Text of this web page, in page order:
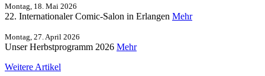
Montag, 18. Mai 2026
22. Internationaler Comic-Salon in Erlangen Mehr
Montag, 27. April 2026
Unser Herbstprogramm 2026 Mehr
Weitere Artikel